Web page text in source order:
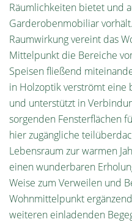
Räumlichkeiten bietet und
Garderobenmobiliar
Raumwirkung vereint das
Mittelpunkt die Bereiche
Speisen fließend
in Holzoptik verströmt eine
und unterstützt in
sorgenden Fensterflächen
hier zugängliche
Lebensraum zur warmen
einen wunderbaren
Weise zum Verweilen und
Wohnmittelpunkt
weiteren einladenden